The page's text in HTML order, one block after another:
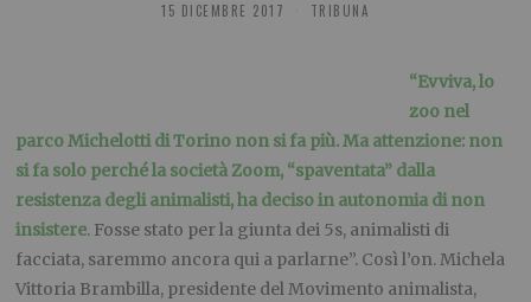
15 DICEMBRE 2017 TRIBUNA
“Evviva, lo
zoo nel
parco Michelotti di Torino non si fa più. Ma attenzione: non
si fa solo perché la società Zoom, “spaventata” dalla
resistenza degli animalisti, ha deciso in autonomia di non
insistere. Fosse stato per la giunta dei 5s, animalisti di
facciata, saremmo ancora qui a parlarne”. Così l’on. Michela
Vittoria Brambilla, presidente del Movimento animalista,